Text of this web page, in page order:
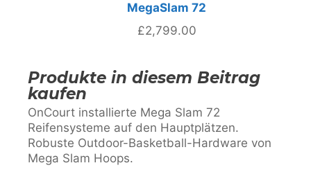
MegaSlam 72
£2,799.00
Produkte in diesem Beitrag
kaufen
OnCourt installierte Mega Slam 72
Reifensysteme auf den Hauptplätzen.
Robuste Outdoor-Basketball-Hardware von
Mega Slam Hoops.